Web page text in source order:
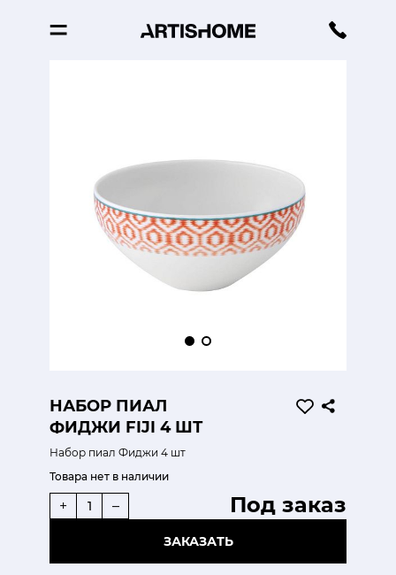
НАБОР ПИАЛ
ФИДЖИ FIJI 4 ШТ
Набор пиал Фиджи 4 шт
Товара нет в наличии
Под заказ
+ –
ЗАКАЗАТЬ